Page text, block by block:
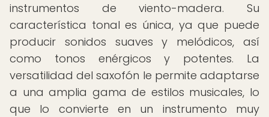
instrumentos de viento-madera. Su
característica tonal es única, ya que puede
producir sonidos suaves y melódicos, así
como tonos enérgicos y potentes. La
versatilidad del saxofón le permite adaptarse
a una amplia gama de estilos musicales, lo
que lo convierte en un instrumento muy